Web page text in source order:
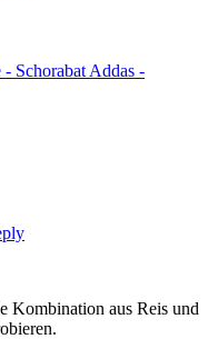
Schorabat Addas -
Kombination aus Reis und